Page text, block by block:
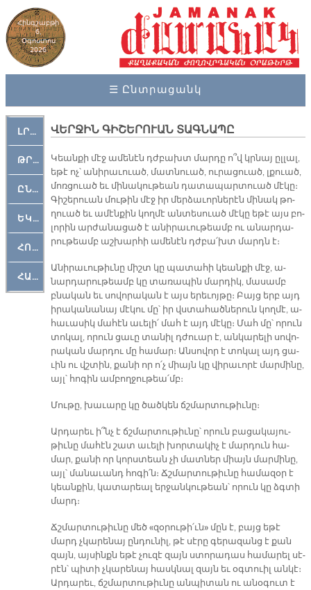
Հինգշաբթի
6,
Օգոստոս
2026
☰ Ընտրացանկ
ԼՐԱՀՈՍ
ԹՐՔԱՀԱՅ ԿԵԱՆՔ
ԸՆԿԵՐԱՄՇԱԿՈՒԹԱՅԻՆ
ԵԿԵՂԵՑԱԿԱՆ
ՀՈԳԵՄՏԱՒՈՐ
ՀԱՐԹԱԿ
ՎԵՐՋԻՆ ԳԻՇԵՐՈՒԱՆ ՏԱԳՆԱՊԸ
Կեան­քի մէջ ա­մե­նէն դժբախտ մար­դը ո՞վ կրնայ ըլ­լալ,
ե­թէ ոչ՝ ա­նի­րա­ւուած, մատնուած, ու­րա­ցուած, լքուած,
մոռ­ցուած եւ մի­նա­կու­թեան դա­տա­պար­տուած մէ­կը։
Գի­շե­րուան մու­թին մէջ իր մեր­ձա­ւոր­նե­րէն մի­նակ թո­
ղուած եւ ա­մէն­քին կող­մէ ան­տե­սուած մէ­կը ե­թէ այս բո­
լո­րին ար­ժա­նա­ցած է ա­նի­րա­ւու­թեամբ ու ա­նար­դա­
րու­թեամբ աշ­խար­հի ա­մե­նէն դժբա՛խտ մարդն է։
Ա­նի­րա­ւու­թիւ­նը միշտ կը պա­տա­հի կեան­քի մէջ, ա­
նար­դա­րու­թեամբ կը տա­ռա­պին մար­դիկ, մա­սամբ
բնա­կան եւ սո­վո­րա­կան է այս ե­րե­ւոյ­թը։ Բայց երբ այդ
ի­րա­կա­նա­նայ մէ­կու մը՝ իր վստա­հած­նե­րուն կող­մէ, ա­
հա­ւա­սիկ մա­հէն ա­ւե­լի՛ մահ է այդ մէ­կը։ Մահ մը՝ ո­րուն
տո­կալ, ո­րուն ցա­ւը տա­նիլ դժուար է, ան­կա­րե­լի սո­վո­
րա­կան մար­դու մը հա­մար։ Ան­սո­վոր է տո­կալ այդ ցա­
ւին ու վշտին, քա­նի որ ո՛չ միայն կը վի­րա­ւո­րէ մար­մի­նը,
այլ՝ հո­գին ամ­բող­ջու­թեա՛մբ։
Մու­թը, խա­ւա­րը կը ծած­կեն ճշմար­տու­թիւ­նը։
Ար­դա­րեւ ի՞նչ է ճշմար­տու­թիւ­նը՝ ո­րուն բա­ցա­կա­յու­
թիւ­նը մա­հէն շատ ա­ւե­լի խոր­տա­կիչ է մար­դուն հա­
մար, քա­նի որ կորստեան չի մատ­ներ միայն մար­մի­նը,
այլ՝ մա­նա­ւանդ հո­գի՛ն։ Ճշմար­տու­թիւ­նը հա­մա­զօր է
կեան­քին, կա­տա­րեալ եր­ջան­կու­թեան՝ ո­րուն կը ձգտի
մարդ։
Ճշմար­տու­թիւ­նը մեծ «զօ­րու­թի՛ւն» մըն է, բայց ե­թէ
մարդ չկա­րե­նայ ըն­դու­նիլ, թէ սէ­րը գե­րա­զանց է քան
զայն, այ­սինքն ե­թէ չու­զէ զայն ստո­րա­դաս հա­մա­րել սէ­
րէն՝ պի­տի չկա­րե­նայ հասկ­նալ զայն եւ օգ­տուիլ ան­կէ։
Ար­դա­րեւ, ճշմար­տու­թիւ­նը ան­պի­տան ու ա­նօ­գուտ է